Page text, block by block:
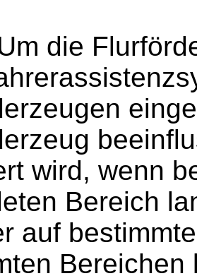
die
wird, wenn
Bereich
auf